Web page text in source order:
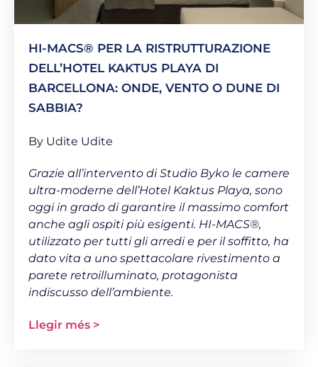
HI-MACS® PER LA RISTRUTTURAZIONE
DELL’HOTEL KAKTUS PLAYA DI
BARCELLONA: ONDE, VENTO O DUNE DI
SABBIA?
By Udite Udite
Grazie all’intervento di Studio Byko le camere
ultra-moderne dell’Hotel Kaktus Playa, sono
oggi in grado di garantire il massimo comfort
anche agli ospiti più esigenti. HI-MACS®,
utilizzato per tutti gli arredi e per il soffitto, ha
dato vita a uno spettacolare rivestimento a
parete retroilluminato, protagonista
indiscusso dell’ambiente.
Llegir més >